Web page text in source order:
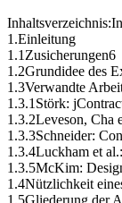
1.Einleitung
1.1Zusicherungen6
1.2Grundidee des
1.3Verwandte
1.3.1Störk:
1.3.2Leveson, Cha
1.3.3Schneider:
1.3.4Luckham et
1.3.5McKim:
1.4Nützlichkeit